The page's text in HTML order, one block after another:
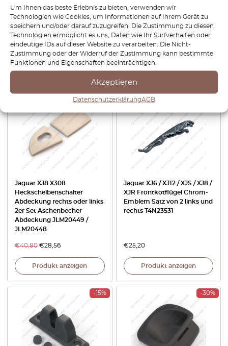
Um Ihnen das beste Erlebnis zu bieten, verwenden wir
Technologien wie Cookies, um Informationen auf Ihrem Gerät zu
speichern und/oder darauf zuzugreifen. Die Zustimmung zu diesen
Technologien ermöglicht es uns, Daten wie Ihr Surfverhalten oder
eindeutige IDs auf dieser Website zu verarbeiten. Die Nicht-
Zustimmung oder der Widerruf der Zustimmung kann bestimmte
Funktionen und Eigenschaften beeinträchtigen.
Akzeptieren
DatenschutzerklärungAGB
Jaguar XJ X350 / S-Type
Vordersitz Kappe
Abdeckung C2C13121
€63,60 € 44,52
Jaguar XJ8 X308 Vordertür
Beifahrer Fensterschalter
Abdeckung LHD oder RHD
GNC1385GA / GNC1385HA
€43,20 €36,72
-30%
Jaguar XJ8 X308
Heckscheibenschalter
Abdeckung rechts oder links
2er Set Aschenbecher
Abdeckung JLM20449 /
JLM20448
€40,80 €28,56
Produkt anzeigen
Jaguar XJ6 / XJ12 / XJS / XJ8 /
XJR Frontkotflügel Chrom-
Emblem Satz von 2 links und
rechts T4N23531
€25,20
Produkt anzeigen
-15% -30%